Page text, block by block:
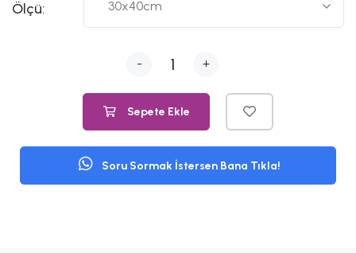
Ölçü:
- +
Sepete Ekle
Soru Sormak İstersen Bana Tıkla!